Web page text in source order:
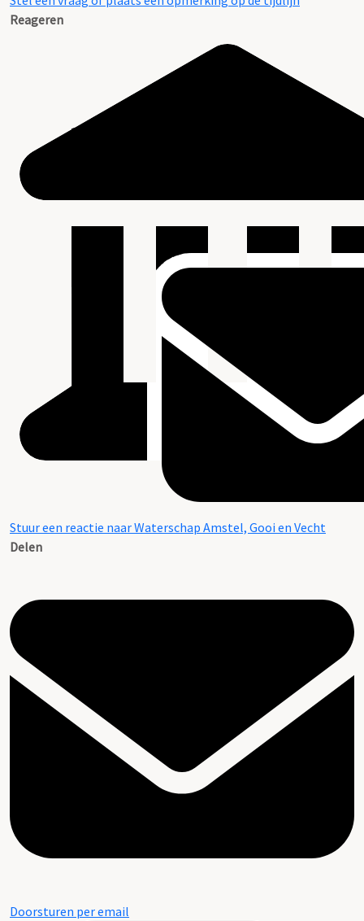
Reageren
Stuur een reactie naar Waterschap Amstel, Gooi en Vecht
Delen
Doorsturen per email